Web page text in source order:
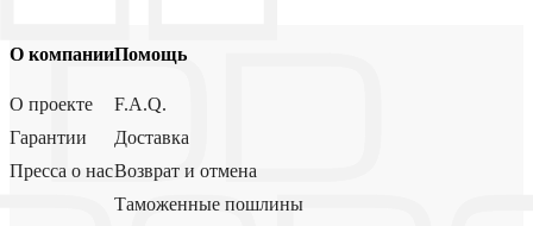
О компании
О проекте
Гарантии
Пресса о нас
Помощь
F.A.Q.
Доставка
Возврат и отмена
Таможенные пошлины